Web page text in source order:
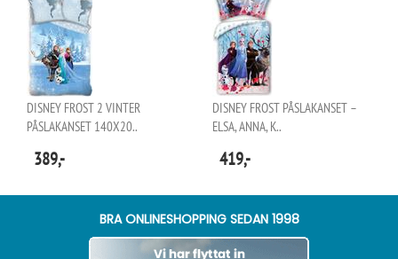
DISNEY FROST 2 VINTER
PÅSLAKANSET 140X20..
389,-
DISNEY FROST PÅSLAKANSET –
ELSA, ANNA, K..
419,-
BRA ONLINESHOPPING SEDAN 1998